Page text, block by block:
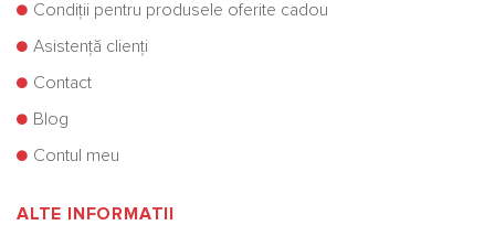
Condiții pentru produsele oferite cadou
Asistență clienți
Contact
Blog
Contul meu
ALTE INFORMATII